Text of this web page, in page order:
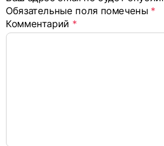
Обязательные поля помечены*
Комментарий *